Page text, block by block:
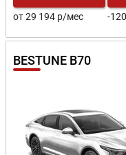
от 29 194 р/мес -
BESTUNE B70